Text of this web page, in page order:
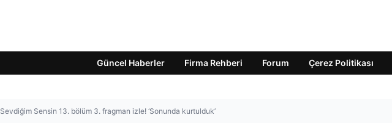
Güncel Haberler Firma Rehberi Forum Çerez Politikası
Sevdiğim Sensin 13. bölüm 3. fragman izle! ‘Sonunda kurtulduk’